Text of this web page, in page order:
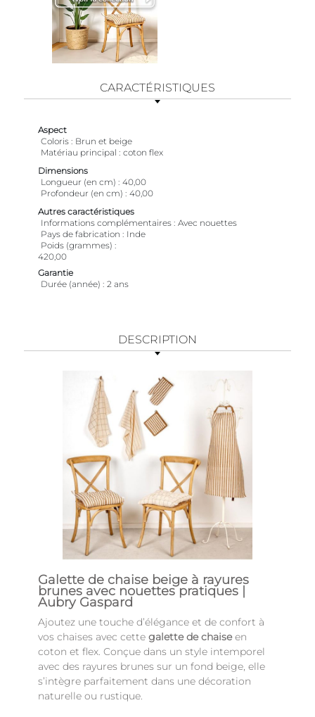
CARACTÉRISTIQUES
Aspect
Coloris
Brun et beige
Matériau principal
coton flex
Dimensions
Longueur (en cm)
40,00
Profondeur (en cm)
40,00
Autres caractéristiques
Informations complémentaires Avec nouettes
Pays de fabrication
Inde
Poids (grammes)
420,00
Garantie
Durée (année)
2 ans
DESCRIPTION
Galette de chaise beige à rayures
brunes avec nouettes pratiques |
Aubry Gaspard
Ajoutez une touche d’élégance et de confort à
vos chaises avec cette galette de chaiseen
coton et flex. Conçue dans un style intemporel
avec des rayures brunes sur un fond beige, elle
s’intègre parfaitement dans une décoration
naturelle ou rustique.